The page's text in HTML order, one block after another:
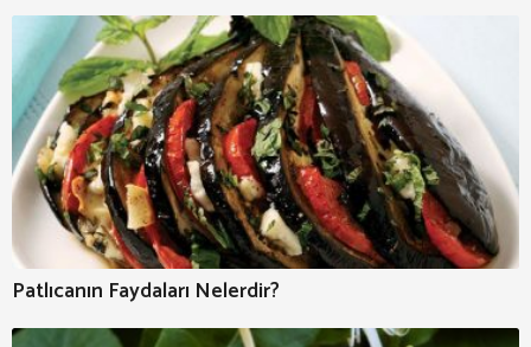
Patlıcanın Faydaları Nelerdir?